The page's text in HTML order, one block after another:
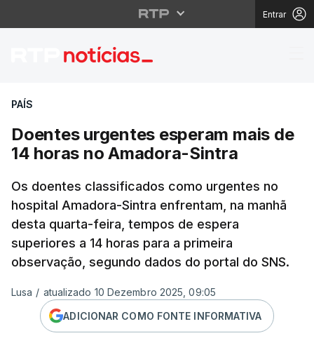
Entrar
Doentes urgentes
PAÍS
Doentes urgentes esperam mais de
14 horas no Amadora-Sintra
Os doentes classificados como urgentes no
hospital Amadora-Sintra enfrentam, na manhã
desta quarta-feira, tempos de espera
superiores a 14 horas para a primeira
observação, segundo dados do portal do SNS.
Lusa / atualizado 10 Dezembro 2025, 09:05
ADICIONAR COMO FONTE INFORMATIVA